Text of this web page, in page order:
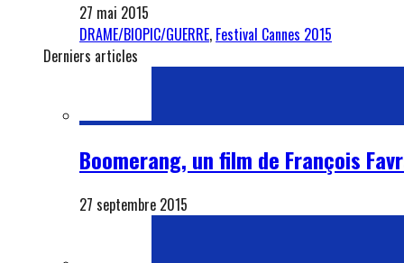
27 mai 2015
DRAME/BIOPIC/GUERRE, Festival Cannes 2015
Derniers articles
Boomerang, un film de François
27 septembre 2015